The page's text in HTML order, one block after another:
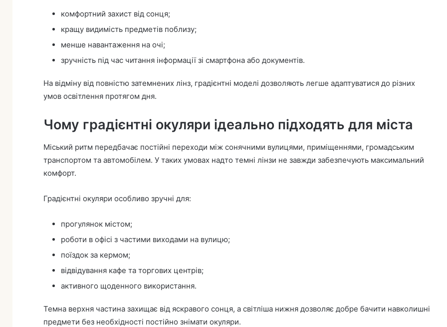
комфортний захист від сонця;
кращу видимість предметів поблизу;
менше навантаження на очі;
зручність під час читання інформації зі смартфона або документів.
На відміну від повністю затемнених лінз, градієнтні моделі дозволяють легше адаптуватися до різних
умов освітлення протягом дня.
Чому градієнтні окуляри ідеально підходять для міста
Міський ритм передбачає постійні переходи між сонячними вулицями, приміщеннями, громадським
транспортом та автомобілем. У таких умовах надто темні лінзи не завжди забезпечують максимальний
комфорт.
Градієнтні окуляри особливо зручні для:
прогулянок містом;
роботи в офісі з частими виходами на вулицю;
поїздок за кермом;
відвідування кафе та торгових центрів;
активного щоденного використання.
Темна верхня частина захищає від яскравого сонця, а світліша нижня дозволяє добре бачити навколишні
предмети без необхідності постійно знімати окуляри.